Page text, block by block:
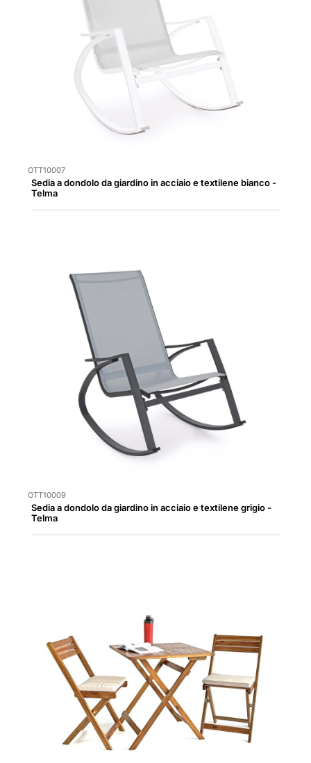
OTT10007
Sedia a dondolo da giardino in acciaio e textilene bianco -
Telma
OTT10009
Sedia a dondolo da giardino in acciaio e textilene grigio -
Telma